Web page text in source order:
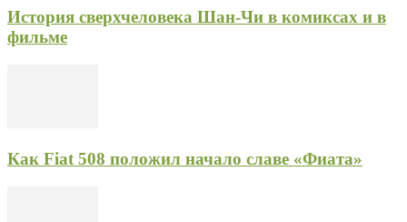
История сверхчеловека Шан-Чи в комиксах и в
фильме
Как Fiat 508 положил начало славе «Фиата»